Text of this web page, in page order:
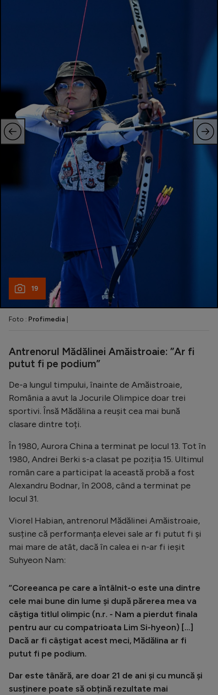
19
Foto : Profimedia
Antrenorul Mădălinei Amăistroaie: ”Ar fi
putut fi pe podium”
De-a lungul timpului, înainte de Amăistroaie,
România a avut la Jocurile Olimpice doar trei
sportivi. Însă Mădălina a reușit cea mai bună
clasare dintre toți.
În 1980, Aurora China a terminat pe locul 13. Tot în
1980, Andrei Berki s-a clasat pe poziția 15. Ultimul
român care a participat la această probă a fost
Alexandru Bodnar, în 2008, când a terminat pe
locul 31.
Viorel Habian, antrenorul Mădălinei Amăistroaie,
susține că performanța elevei sale ar fi putut fi și
mai mare de atât, dacă în calea ei n-ar fi ieșit
Suhyeon Nam:
”Coreeanca pe care a întâlnit-o este una dintre
cele mai bune din lume și după părerea mea va
câștiga titlul olimpic (n.r. - Nam a pierdut finala
pentru aur cu compatrioata Lim Si-hyeon) [...]
Dacă ar fi câștigat acest meci, Mădălina ar fi
putut fi pe podium.
Dar este tânără, are doar 21 de ani și cu muncă și
susținere poate să obțină rezultate mai